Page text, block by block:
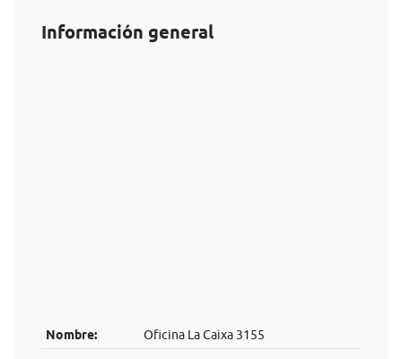
Información general
Nombre: Oficina La Caixa 3155